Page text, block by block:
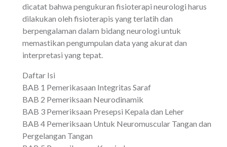
dicatat bahwa pengukuran fisioterapi neurologi harus
dilakukan oleh fisioterapis yang terlatih dan
berpengalaman dalam bidang neurologi untuk
memastikan pengumpulan data yang akurat dan
interpretasi yang tepat.
Daftar Isi
BAB 1 Pemerikasaan Integritas Saraf
BAB 2 Pemeriksaan Neurodinamik
BAB 3 Pemeriksaan Presepsi Kepala dan Leher
BAB 4 Pemeriksaan Untuk Neuromuscular Tangan dan
Pergelangan Tangan